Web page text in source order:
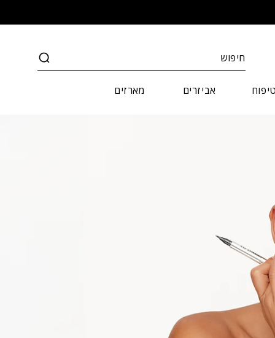
חיפוש
טיפוח אביזרים מארזים